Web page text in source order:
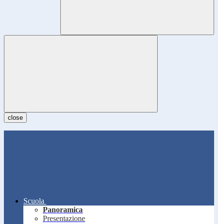
close
Scuola
Panoramica
Presentazione